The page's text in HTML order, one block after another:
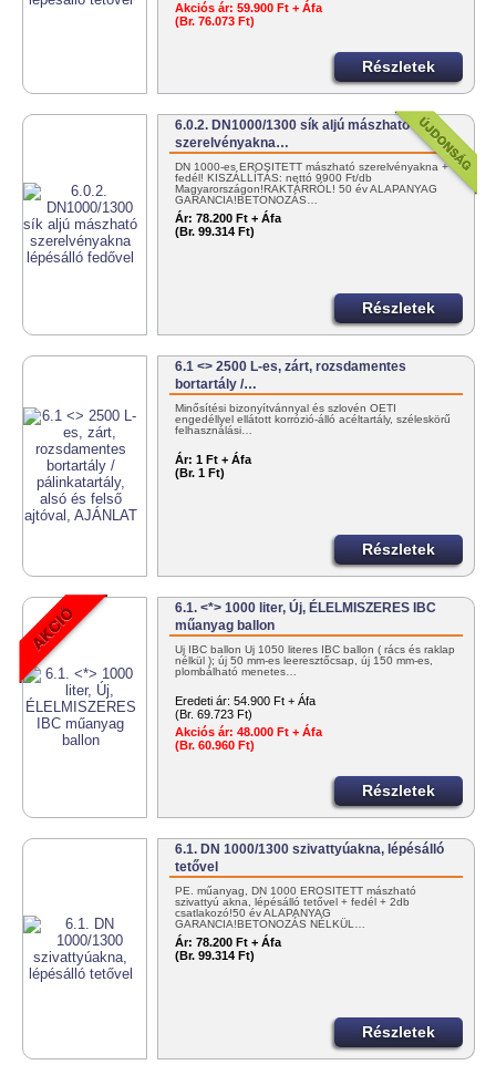
Akciós ár: 59.900 Ft + Áfa
(Br. 76.073 Ft)
Részletek
6.0.2. DN1000/1300 sík aljú mászható
szerelvényakna…
DN 1000-es ERŐSÍTETT mászható szerelvényakna +
fedél! KISZÁLLÍTÁS: nettó 9900 Ft/db
Magyarországon!RAKTÁRRÓL! 50 év ALAPANYAG
GARANCIA!BETONOZÁS…
Ár: 78.200 Ft + Áfa
(Br. 99.314 Ft)
Részletek
6.1 <> 2500 L-es, zárt, rozsdamentes
bortartály /…
Minősítési bizonyítvánnyal és szlovén OÉTI
engedéllyel ellátott korrózió-álló acéltartály, széleskörű
felhasználási…
Ár: 1 Ft + Áfa
(Br. 1 Ft)
Részletek
6.1. <*> 1000 liter, Új, ÉLELMISZERES IBC
műanyag ballon
Új IBC ballon Új 1050 literes IBC ballon ( rács és raklap
nélkül ); új 50 mm-es leeresztőcsap, új 150 mm-es,
plombálható menetes…
Eredeti ár: 54.900 Ft + Áfa
(Br. 69.723 Ft)
Akciós ár: 48.000 Ft + Áfa
(Br. 60.960 Ft)
Részletek
6.1. DN 1000/1300 szivattyúakna, lépésálló
tetővel
PE. műanyag, DN 1000 ERŐSÍTETT mászható
szivattyú akna, lépésálló tetővel + fedél + 2db
csatlakozó!50 év ALAPANYAG
GARANCIA!BETONOZÁS NÉLKÜL…
Ár: 78.200 Ft + Áfa
(Br. 99.314 Ft)
Részletek